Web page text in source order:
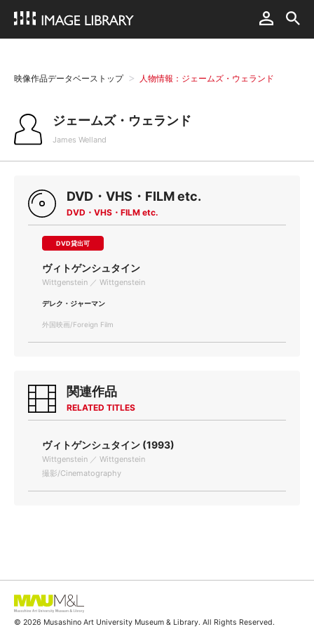
映像作品データベーストップ 人物情報：ジェームズ・ウェランド
ジェームズ・ウェランド
James Welland
DVD・VHS・FILM etc.
DVD・VHS・FILM etc.
DVD貸出可
ヴィトゲンシュタイン
Wittgenstein ／ Wittgenstein
デレク・ジャーマン
外国映画/Foreign Film
関連作品
RELATED TITLES
ヴィトゲンシュタイン (1993)
Wittgenstein ／ Wittgenstein
撮影/Cinematography
© 2026 Musashino Art University Museum & Library. All Rights Reserved.